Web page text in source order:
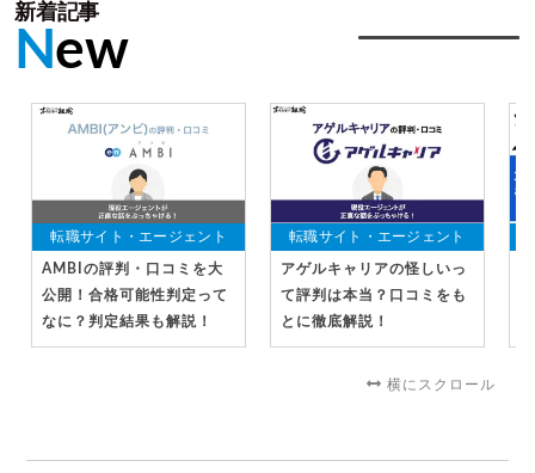
新着記事
New
転職サイト・エージェント
AMBIの評判・口コミを大
公開！合格可能性判定って
なに？判定結果も解説！
転職サイト・エージェント
アゲルキャリアの怪しいっ
て評判は本当？口コミをも
とに徹底解説！
横にスクロール